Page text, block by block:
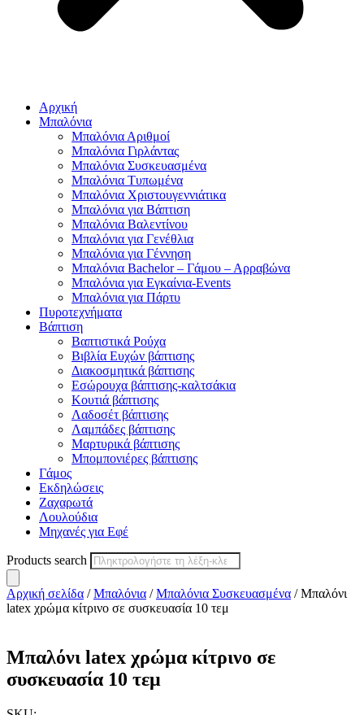
Αρχική
Μπαλόνια
Μπαλόνια Αριθμοί
Μπαλόνια Γιρλάντας
Μπαλόνια Συσκευασμένα
Μπαλόνια Τυπωμένα
Μπαλόνια Χριστουγεννιάτικα
Μπαλόνια για Βάπτιση
Μπαλόνια Βαλεντίνου
Μπαλόνια για Γενέθλια
Μπαλόνια για Γέννηση
Μπαλόνια Bachelor – Γάμου – Αρραβώνα
Μπαλόνια για Εγκαίνια-Events
Μπαλόνια για Πάρτυ
Πυροτεχνήματα
Βάπτιση
Βαπτιστικά Ρούχα
Βιβλία Ευχών βάπτισης
Διακοσμητικά βάπτισης
Εσώρουχα βάπτισης-καλτσάκια
Κουτιά βάπτισης
Λαδοσέτ βάπτισης
Λαμπάδες βάπτισης
Μαρτυρικά βάπτισης
Μπομπονιέρες βάπτισης
Γάμος
Εκδηλώσεις
Ζαχαρωτά
Λουλούδια
Μηχανές για Εφέ
Products search
Αρχική σελίδα /Μπαλόνια /Μπαλόνια Συσκευασμένα / Μπαλόνι
latex χρώμα κίτρινο σε συσκευασία 10 τεμ
Μπαλόνι latex χρώμα κίτρινο σε
συσκευασία 10 τεμ